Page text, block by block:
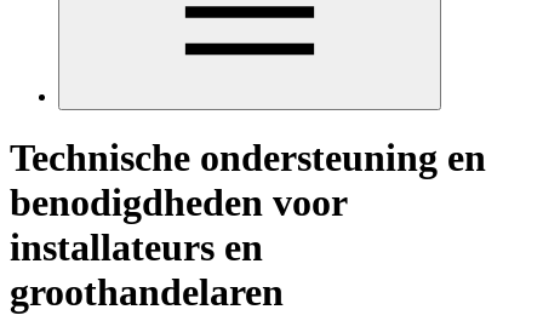
Technische ondersteuning en
benodigdheden voor
installateurs en
groothandelaren